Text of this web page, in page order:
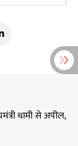
धामी से अपील,